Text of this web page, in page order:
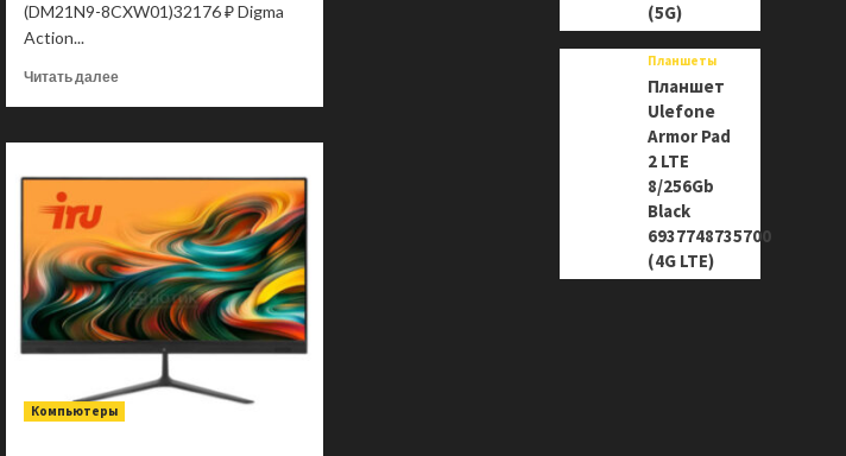
(DM21N9-8CXW01)32176 ₽ Digma
Action...
Читать далееПрочитать
Моноблок
PRO
DM23N9-
8CXW01
Компьютеры
(5G)
Планшеты
Планшет
Ulefone
Armor Pad
2 LTE
8/256Gb
Black
6937748735700
(4G LTE)